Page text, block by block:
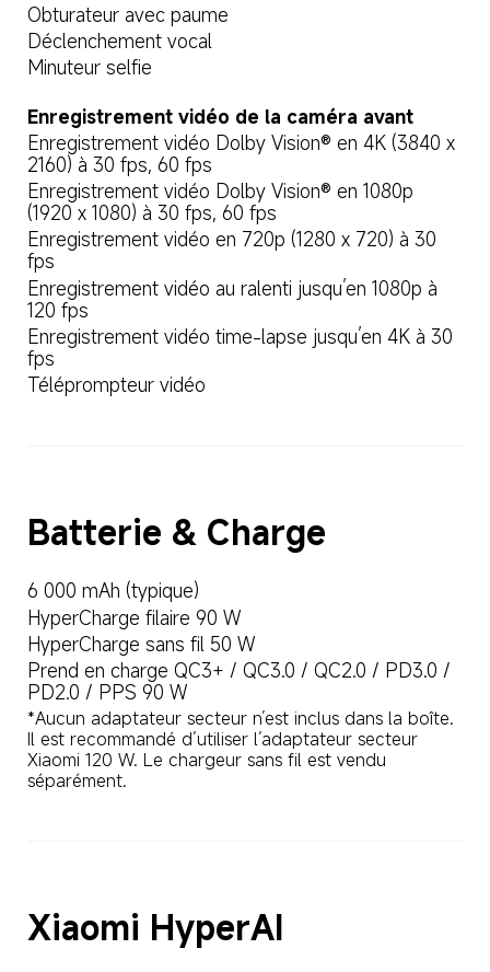
Obturateur avec paume
Déclenchement vocal
Minuteur selfie
Enregistrement vidéo de la caméra avant
Enregistrement vidéo Dolby Vision® en 4K (3840 x
2160) à 30 fps, 60 fps
Enregistrement vidéo Dolby Vision® en 1080p
(1920 x 1080) à 30 fps, 60 fps
Enregistrement vidéo en 720p (1280 x 720) à 30
fps
Enregistrement vidéo au ralenti jusqu’en 1080p à
120 fps
Enregistrement vidéo time-lapse jusqu’en 4K à 30
fps
Téléprompteur vidéo
Batterie & Charge
6 000 mAh (typique)
HyperCharge filaire 90 W
HyperCharge sans fil 50 W
Prend en charge QC3+ / QC3.0 / QC2.0 / PD3.0 /
PD2.0 / PPS 90 W
*Aucun adaptateur secteur n’est inclus dans la boîte.
Il est recommandé d’utiliser l’adaptateur secteur
Xiaomi 120 W. Le chargeur sans fil est vendu
séparément.
Xiaomi HyperAI